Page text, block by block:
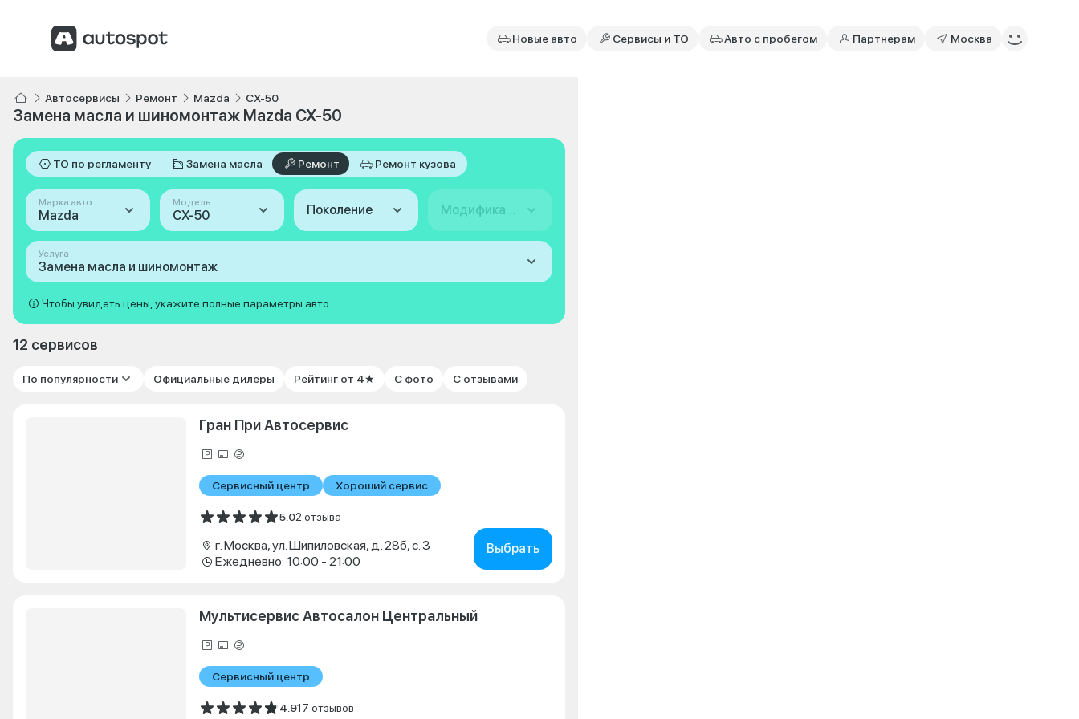
Новые авто Сервисы и ТО Авто с пробегом Партнерам Москва
Автосервисы Ремонт Mazda CX-50
Замена масла и шиномонтаж Mazda CX-50
ТО по регламенту Замена масла Ремонт Ремонт кузова
Марка авто
Mazda
Модель
CX-50 Поколение Модификация
Услуга
Замена масла и шиномонтаж
Чтобы увидеть цены, укажите полные параметры авто
12 сервисов
По популярности Официальные дилеры Рейтинг от 4★ С фото С отзывами
Гран При Автосервис
Сервисный центр Хороший сервис
5.02 отзыва
г. Москва, ул. Шипиловская, д. 28б, с. 3
Ежедневно: 10:00 - 21:00
Выбрать
Мультисервис Автосалон Центральный
Сервисный центр
4.917 отзывов